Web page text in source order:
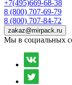
+7(495)669-68-38
8 (800) 707-69-79
8 (800) 707-84-72
zakaz@mirpack.ru
Мы в социальных